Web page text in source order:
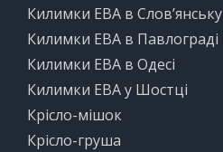
Килимки ЕВА в Слов’янську
Килимки ЕВА в Павлограді
Килимки ЕВА в Одесі
Килимки ЕВА у Шостці
Крісло-мішок
Крісло-груша